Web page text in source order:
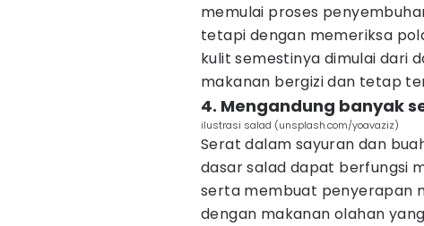
memulai proses
tetapi dengan memeriksa
kulit semestinya dimulai dari
makanan bergizi dan tetap
4. Mengandung banyak
ilustrasi salad (unsplash.com/yoavaziz)
Serat dalam sayuran dan
dasar salad dapat berfungsi
serta membuat penyerapan
dengan makanan olahan